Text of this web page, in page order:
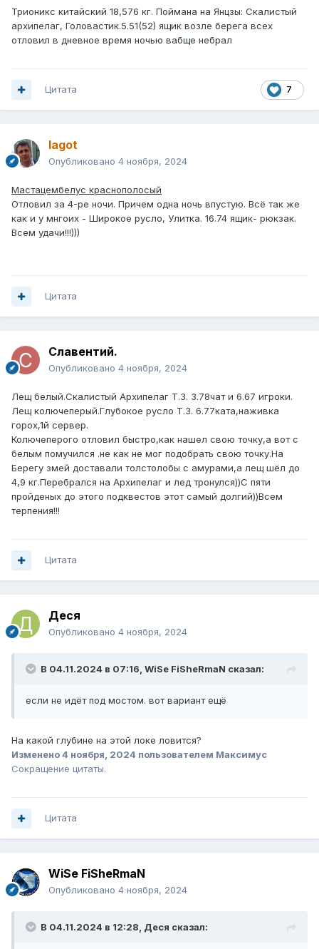
Трионикс китайский 18,576 кг. Поймана на Янцзы: Скалистый
архипелаг, Головастик.5.51(52) ящик возле берега всех
отловил в дневное время ночью вабще небрал
7
Цитата
lagot
Опубликовано 4 ноября, 2024
Мастацембелус краснополосый
Отловил за 4-ре ночи. Причем одна ночь впустую. Всё так же
как и у мнгоих - Широкое русло, Улитка. 16.74 ящик- рюкзак.
Всем удачи!!!)))
Цитата
Славентий.
Опубликовано 4 ноября, 2024
Лещ белый.Скалистый Архипелаг Т.З. 3.78чат и 6.67 игроки.
Лещ колючеперый.Глубокое русло Т.З. 6.77ката,наживка
горох,1й сервер.
Колючеперого отловил быстро,как нашел свою точку,а вот с
белым помучился .не как не мог подобрать свою точку.На
Берегу змей доставали толстолобы с амурами,а лещ шёл до
4,9 кг.Перебрался на Архипелаг и лед тронулся))С пяти
пройденых до этого подквестов этот самый долгий))Всем
терпения!!!
Цитата
Деся
Опубликовано 4 ноября, 2024
В 04.11.2024 в 07:16, WiSe FiSheRmaN сказал:
если не идёт под мостом. вот вариант ещё
На какой глубине на этой локе ловится?
Изменено4 ноября, 2024 пользователем Максимус
Сокращение цитаты.
Цитата
WiSe FiSheRmaN
Опубликовано 4 ноября, 2024
В 04.11.2024 в 12:28, Деся сказал: